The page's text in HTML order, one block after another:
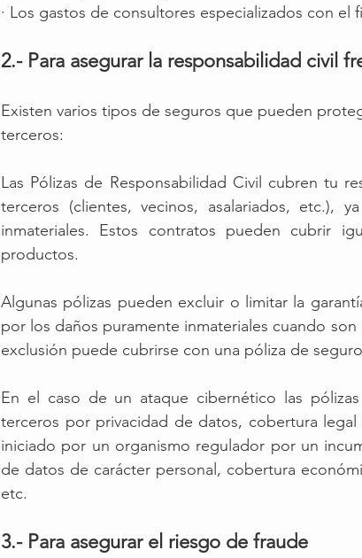
· Los gastos de consultores especializados con
2.- Para asegurar la responsabilidad civil
Existen varios tipos de seguros que pueden
terceros:
Las Pólizas de Responsabilidad Civil cubren tu
terceros (clientes, vecinos, asalariados, etc.),
inmateriales. Estos contratos pueden cubrir
productos.
Algunas pólizas pueden excluir o limitar la
por los daños puramente inmateriales cuando
exclusión puede cubrirse con una póliza de
En el caso de un ataque cibernético las
terceros por privacidad de datos, cobertura
iniciado por un organismo regulador por un
de datos de carácter personal, cobertura
etc.
3.- Para asegurar el riesgo de fraude